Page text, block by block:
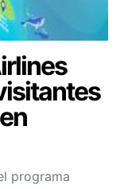
programa